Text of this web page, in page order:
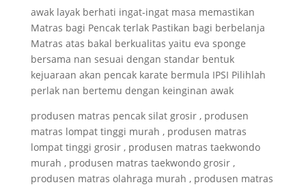
awak layak berhati ingat-ingat masa memastikan
Matras bagi Pencak terlak Pastikan bagi berbelanja
Matras atas bakal berkualitas yaitu eva sponge
bersama nan sesuai dengan standar bentuk
kejuaraan akan pencak karate bermula IPSI Pilihlah
perlak nan bertemu dengan keinginan awak
produsen matras pencak silat grosir , produsen
matras lompat tinggi murah , produsen matras
lompat tinggi grosir , produsen matras taekwondo
murah , produsen matras taekwondo grosir ,
produsen matras olahraga murah , produsen matras